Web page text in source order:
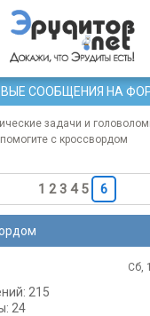
СООБЩЕНИЯ НА
задачи и
помогите с кроссвордом
1 2 3 4 5 6
Сб,
215
24